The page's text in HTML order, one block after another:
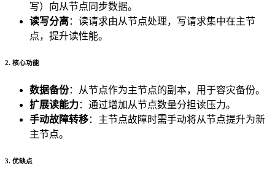
写）向从节点同步数据。
读写分离：读请求由从节点处理，写请求集中在主节
点，提升读性能。
2. 核心功能
数据备份：从节点作为主节点的副本，用于容灾备份。
扩展读能力：通过增加从节点数量分担读压力。
手动故障转移：主节点故障时需手动将从节点提升为新
主节点。
3. 优缺点